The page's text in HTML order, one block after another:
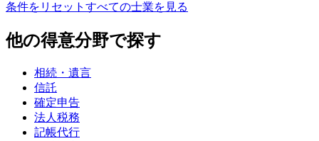
条件をリセット すべての士業を見る
他の得意分野で探す
相続・遺言
信託
確定申告
法人税務
記帳代行